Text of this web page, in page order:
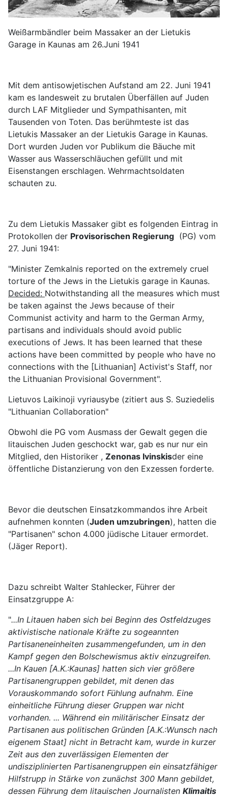
Weißarmbändler beim Massaker an der Lietukis
Garage in Kaunas am 26.Juni 1941
Mit dem antisowjetischen Aufstand am 22. Juni 1941
kam es landesweit zu brutalen Überfällen auf Juden
durch LAF Mitglieder und Sympathisanten, mit
Tausenden von Toten. Das berühmteste ist das
Lietukis Massaker an der Lietukis Garage in Kaunas.
Dort wurden Juden vor Publikum die Bäuche mit
Wasser aus Wasserschläuchen gefüllt und mit
Eisenstangen erschlagen. Wehrmachtsoldaten
schauten zu.
Zu dem Lietukis Massaker gibt es folgenden Eintrag in
Protokollen der Provisorischen Regierung (PG) vom
27. Juni 1941:
"Minister Zemkalnis reported on the extremely cruel
torture of the Jews in the Lietukis garage in Kaunas.
Decided: Notwithstanding all the measures which must
be taken against the Jews because of their
Communist activity and harm to the German Army,
partisans and individuals should avoid public
executions of Jews. It has been learned that these
actions have been committed by people who have no
connections with the [Lithuanian] Activist's Staff, nor
the Lithuanian Provisional Government".
Lietuvos Laikinoji vyriausybe (zitiert aus S. Suziedelis
"Lithuanian Collaboration"
Obwohl die PG vom Ausmass der Gewalt gegen die
litauischen Juden geschockt war, gab es nur nur ein
Mitglied, den Historiker , Zenonas Ivinskisder eine
öffentliche Distanzierung von den Exzessen forderte.
Bevor die deutschen Einsatzkommandos ihre Arbeit
aufnehmen konnten (Juden umzubringen), hatten die
"Partisanen" schon 4.000 jüdische Litauer ermordet.
(Jäger Report).
Dazu schreibt Walter Stahlecker, Führer der
Einsatzgruppe A:
"...In Litauen haben sich bei Beginn des Ostfeldzuges
aktivistische nationale Kräfte zu sogeannten
Partisaneneinheiten zusammengefunden, um in den
Kampf gegen den Bolschewismus aktiv einzugreifen.
...In Kauen [A.K.:Kaunas] hatten sich vier größere
Partisanengruppen gebildet, mit denen das
Vorauskommando sofort Fühlung aufnahm. Eine
einheitliche Führung dieser Gruppen war nicht
vorhanden. ... Während ein militärischer Einsatz der
Partisanen aus politischen Gründen [A.K.:Wunsch nach
eigenem Staat] nicht in Betracht kam, wurde in kurzer
Zeit aus den zuverlässigen Elementen der
undisziplinierten Partisanengruppen ein einsatzfähiger
Hilfstrupp in Stärke von zunächst 300 Mann gebildet,
dessen Führung dem litauischen Journalisten Klimaitis